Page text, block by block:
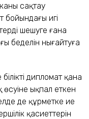
сақтау
бойындағы игі
шешуге ғана
беделін нығайтуға
дипломат қана
ықпал еткен
де құрметке ие
қасиеттерін